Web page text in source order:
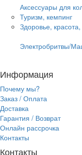
Аксессуары для
Туризм, кемпинг
Здоровье, красота,
Электробритвы/
Информация
Почему мы?
Заказ / Оплата
Доставка
Гарантия / Возврат
Онлайн рассрочка
Контакты
Контакты